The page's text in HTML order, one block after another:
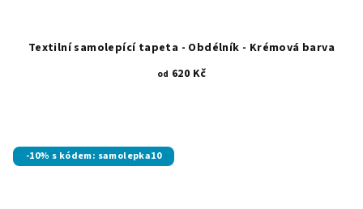
Textilní samolepící tapeta - Obdélník - Krémová barva
od 620 Kč
-10% s kódem: samolepka10